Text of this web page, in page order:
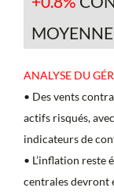
MOYENNE
ANALYSE DU
• Des vents
actifs risqués,
indicateurs de
• L’inflation reste
centrales devront